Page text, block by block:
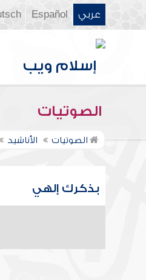
عربي Español
الصوتيات
الصوتيات الأناشيد
بذكرك إلهي